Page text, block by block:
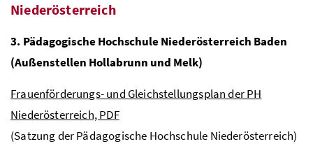
Niederösterreich
3. Pädagogische Hochschule Niederösterreich Baden
(Außenstellen Hollabrunn und Melk)
Frauenförderungs- und Gleichstellungsplan der PH
Niederösterreich, PDF
(Satzung der Pädagogische Hochschule Niederösterreich)